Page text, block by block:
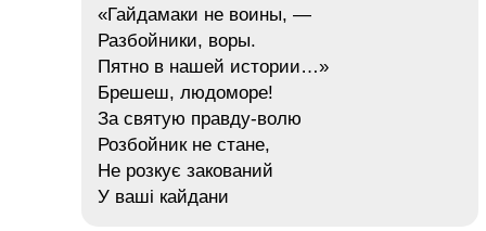
«Гайдамаки не воины, —
Разбойники, воры.
Пятно в нашей истории…»
Брешеш, людоморе!
За святую правду-волю
Розбойник не стане,
Не розкує закований
У ваші кайдани